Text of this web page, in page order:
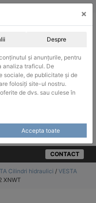
sistemul SEAP / SICAP
CONTACT
Cilindri hidraulici / VESTA
XNWT
×
Despre
și anunțurile, pentru
analiza traficul. De
sociale, de publicitate și de
folosiți site-ul nostru.
de dvs. sau culese în
Accepta toate